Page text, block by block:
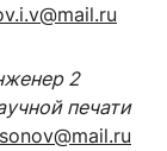
2
печати